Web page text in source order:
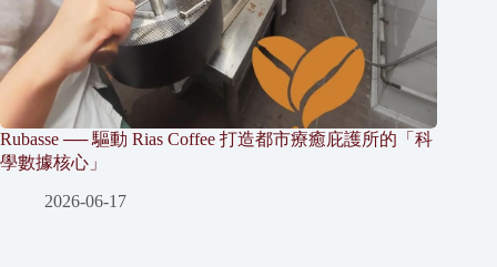
Rubasse ── 驅動 Rias Coffee 打造都市療癒庇護所的「科
學數據核心」
2026-06-17